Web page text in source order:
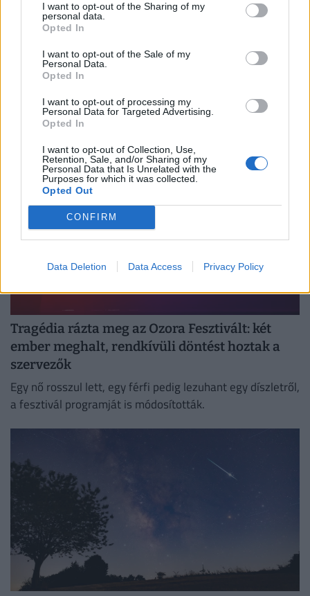
I want to opt-out of the Sharing of my
personal data.
Opted In
I want to opt-out of the Sale of my
Personal Data.
Opted In
I want to opt-out of processing my
Personal Data for Targeted Advertising.
Opted In
I want to opt-out of Collection, Use,
Retention, Sale, and/or Sharing of my
Personal Data that Is Unrelated with the
Purposes for which it was collected.
Opted Out
CONFIRM
Data Deletion Data Access Privacy Policy
Friss! A Hatoslottó nyerőszámai a 31.
Kihúzták a Hatoslottó 2026/31. heti, vasárnapi
nyerőszámait. Lássuk, elvitte-e valaki a 710 millió
forintos főnyereményt!
Tragédia rázta meg az Ozora Fesztivált: két
ember meghalt, rendkívüli döntést hoztak a
szervezők
Egy nő rosszul lett, egy férfi pedig lezuhant egy díszletről,
a fesztivál programját is módosították.